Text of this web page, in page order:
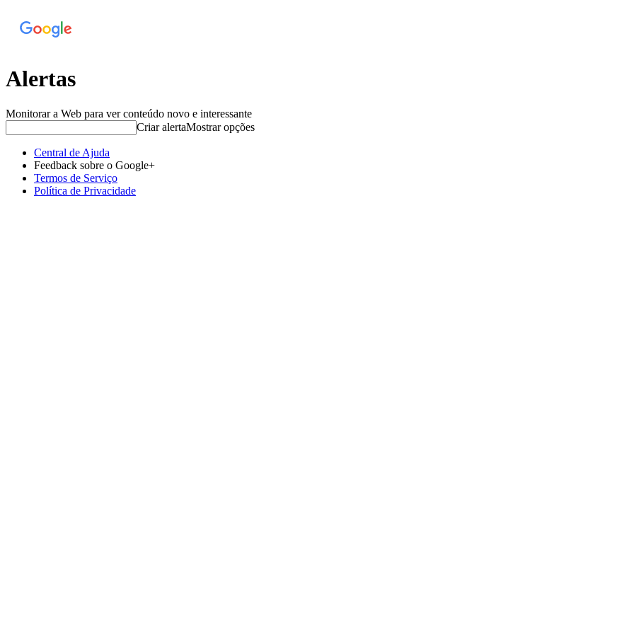
Alertas
Monitorar a Web para ver conteúdo novo e interessante
Criar alertaMostrar opções
Central de Ajuda
Feedback sobre o Google+
Termos de Serviço
Política de Privacidade